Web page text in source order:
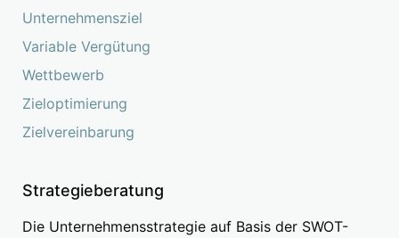
Unternehmensziel
Variable Vergütung
Wettbewerb
Zieloptimierung
Zielvereinbarung
Strategieberatung
Die Unternehmensstrategie auf Basis der SWOT-